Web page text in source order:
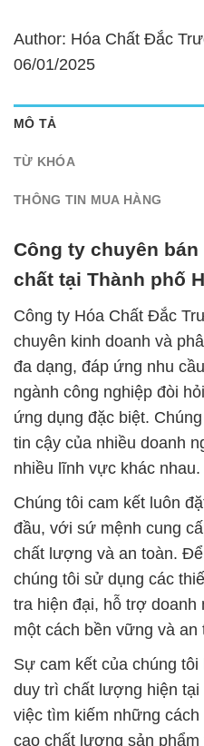
Author: Hóa Chất Đắc
06/01/2025
MÔ TẢ
TỪ KHÓA
THÔNG TIN MUA HÀNG
Công ty chuyên
chất tại Thành phố
Công ty Hóa Chất Đắc
chuyên kinh doanh và
đa dạng, đáp ứng nhu
ngành công nghiệp đòi
ứng dụng đặc biệt.
tin cậy của nhiều doanh
nhiều lĩnh vực khác nhau.
Chúng tôi cam kết luôn
đầu, với sứ mệnh cung
chất lượng và an toàn.
chúng tôi sử dụng các
tra hiện đại, hỗ trợ doanh
một cách bền vững và an
Sự cam kết của chúng
duy trì chất lượng hiện tại
việc tìm kiếm những
cao chất lượng sản